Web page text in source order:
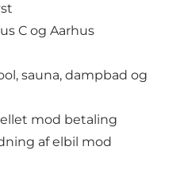
C og Aarhus
sauna, dampbad og
mod betaling
af elbil mod